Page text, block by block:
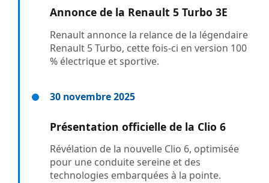
Annonce de la Renault 5 Turbo 3E
Renault annonce la relance de la légendaire
Renault 5 Turbo, cette fois-ci en version 100
% électrique et sportive.
30 novembre 2025
Présentation officielle de la Clio 6
Révélation de la nouvelle Clio 6, optimisée
pour une conduite sereine et des
technologies embarquées à la pointe.